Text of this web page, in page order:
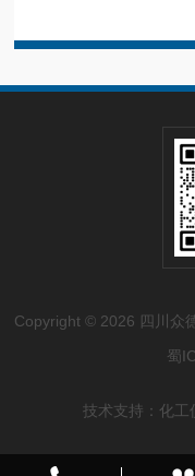
Copyright © 2026 四川众
蜀
技术支持： 化工